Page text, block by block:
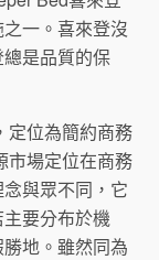
一。喜來登沒
是品質的保
定位為簡約商務
市場定位在商務
與眾不同，它
要分布於機
地。雖然同為